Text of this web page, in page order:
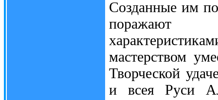
Созданные им
поражают
мастерством
Творческой
и всея Руси